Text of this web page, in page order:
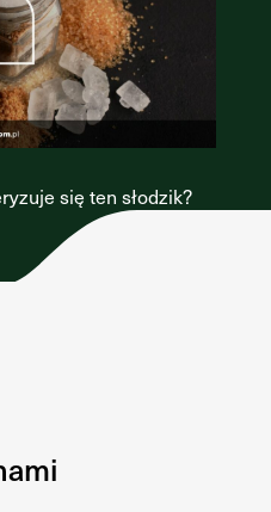
się ten słodzik?